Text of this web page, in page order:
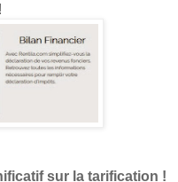
sur la tarification !